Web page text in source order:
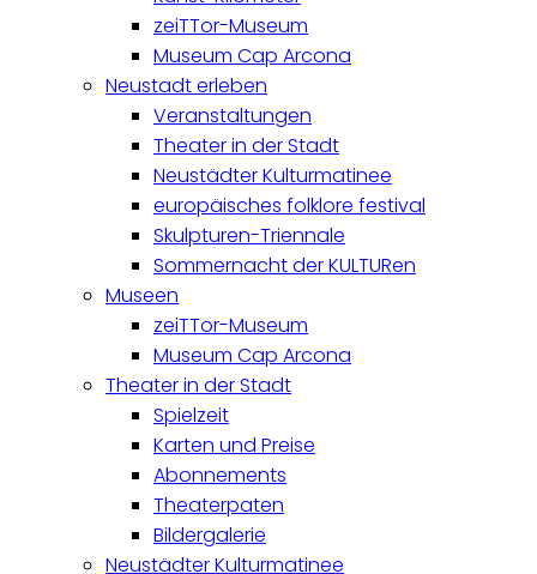
zeiTTor-Museum
Museum Cap Arcona
Neustadt erleben
Veranstaltungen
Theater in der Stadt
Neustädter Kulturmatinee
europäisches folklore festival
Skulpturen-Triennale
Sommernacht der KULTURen
Museen
zeiTTor-Museum
Museum Cap Arcona
Theater in der Stadt
Spielzeit
Karten und Preise
Abonnements
Theaterpaten
Bildergalerie
Neustädter Kulturmatinee